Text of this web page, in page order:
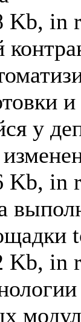
Kb, in
у
Kb, in
Kb, in